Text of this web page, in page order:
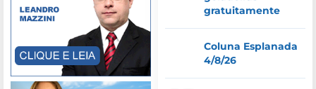
gratuitamente
Coluna Esplanada
4/8/26